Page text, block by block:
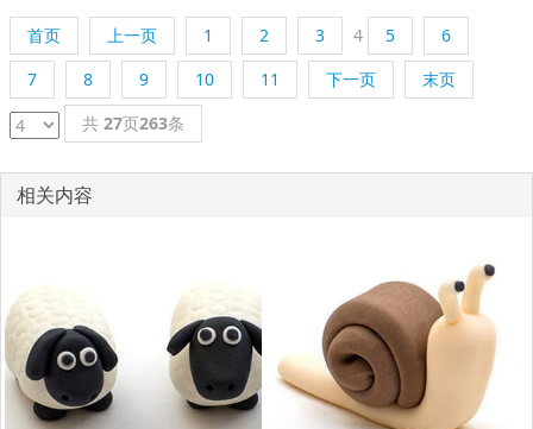
首页 上一页 1 2 3 4 5
6
7
8 9 10 11 下一页
末页
共 27页263条
相关内容